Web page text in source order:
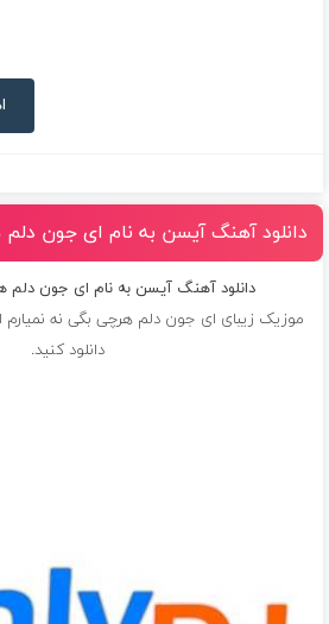
دانلود آهنگ آیسن به نام ای جون دلم
دانلود آهنگ آیسن به نام ای جون دلم
موزیک زیبای ای جون دلم هرچی بگی نه نمیارم
دانلود کنید.